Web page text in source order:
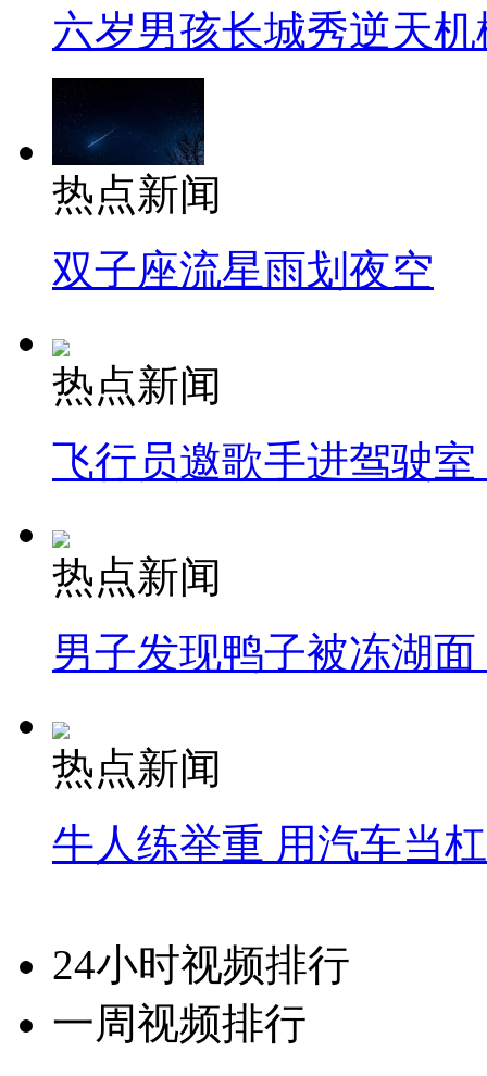
六岁男孩长城秀逆天机
热点新闻
双子座流星雨划夜空
热点新闻
飞行员邀歌手进驾驶
热点新闻
男子发现鸭子被冻湖
热点新闻
牛人练举重 用汽车当
24小时视频排行
一周视频排行